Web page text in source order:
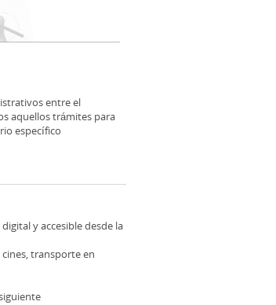
entre el
aquellos trámites para
específico
y accesible desde la
transporte en